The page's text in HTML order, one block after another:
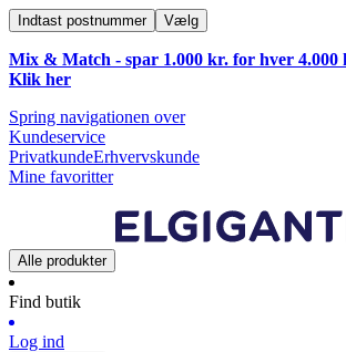
Indtast postnummer Vælg
Mix & Match - spar 1.000 kr. for hver 4.000
Klik her
Spring navigationen over
Kundeservice
PrivatkundeErhvervskunde
Mine favoritter
Alle produkter
Find butik
Log ind